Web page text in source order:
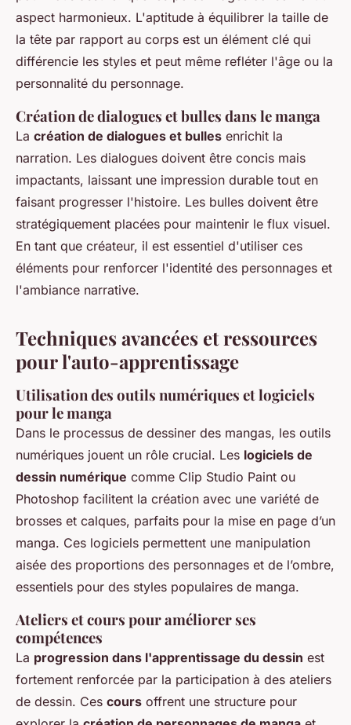
aspect harmonieux. L'aptitude à équilibrer la taille de
la tête par rapport au corps est un élément clé qui
différencie les styles et peut même refléter l'âge ou la
personnalité du personnage.
Création de dialogues et bulles dans le manga
La création de dialogues et bulles enrichit la
narration. Les dialogues doivent être concis mais
impactants, laissant une impression durable tout en
faisant progresser l'histoire. Les bulles doivent être
stratégiquement placées pour maintenir le flux visuel.
En tant que créateur, il est essentiel d'utiliser ces
éléments pour renforcer l'identité des personnages et
l'ambiance narrative.
Techniques avancées et ressources
pour l'auto-apprentissage
Utilisation des outils numériques et logiciels
pour le manga
Dans le processus de dessiner des mangas, les outils
numériques jouent un rôle crucial. Les logiciels de
dessin numérique comme Clip Studio Paint ou
Photoshop facilitent la création avec une variété de
brosses et calques, parfaits pour la mise en page d’un
manga. Ces logiciels permettent une manipulation
aisée des proportions des personnages et de l’ombre,
essentiels pour des styles populaires de manga.
Ateliers et cours pour améliorer ses
compétences
La progression dans l'apprentissage du dessin est
fortement renforcée par la participation à des ateliers
de dessin. Ces cours offrent une structure pour